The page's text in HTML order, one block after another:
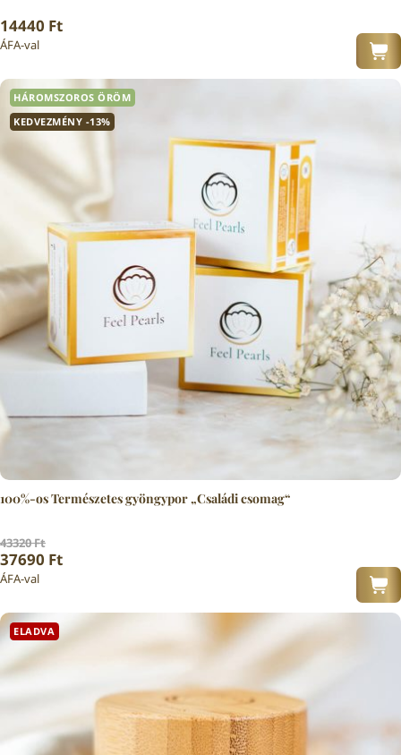
14440 Ft
ÁFA-val
HÁROMSZOROS ÖRÖM
KEDVEZMÉNY -13%
100%-os Természetes gyöngypor „Családi csomag“
43320Ft
Original price was: 43320 Ft.
37690 Ft
Current price is: 37690 Ft.
ÁFA-val
ELADVA